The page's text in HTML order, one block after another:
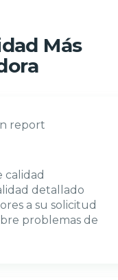
Más
detallado
a su solicitud
problemas de